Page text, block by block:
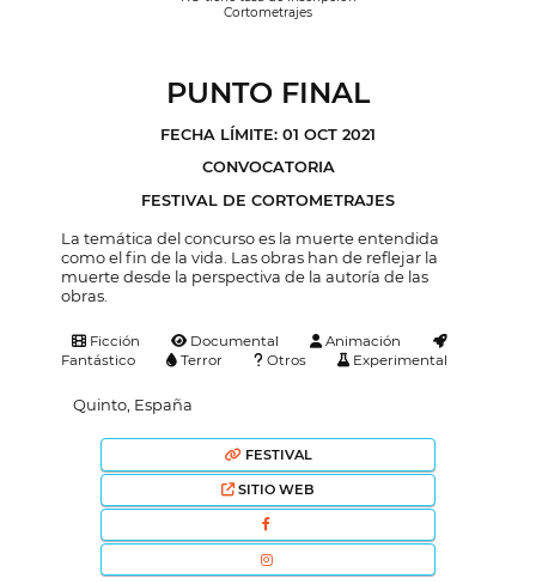
Cortometrajes
PUNTO FINAL
FECHA LÍMITE: 01 OCT 2021
CONVOCATORIA
FESTIVAL DE CORTOMETRAJES
La temática del concurso es la muerte entendida
como el fin de la vida. Las obras han de reflejar la
muerte desde la perspectiva de la autoría de las
obras.
Ficción Documental
Animación
Fantástico
Terror Otros Experimental
Quinto, España
FESTIVAL
SITIO WEB